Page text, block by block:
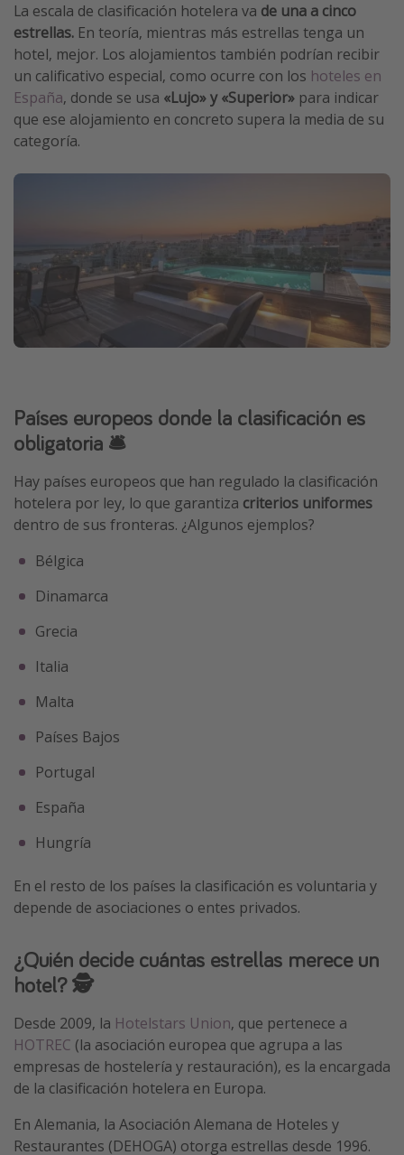
La escala de clasificación hotelera va de una a cinco
estrellas. En teoría, mientras más estrellas tenga un
hotel, mejor. Los alojamientos también podrían recibir
un calificativo especial, como ocurre con los hoteles en
España, donde se usa «Lujo» y «Superior» para indicar
que ese alojamiento en concreto supera la media de su
categoría.
Países europeos donde la clasificación es
obligatoria 🛎️
Hay países europeos que han regulado la clasificación
hotelera por ley, lo que garantiza criterios uniformes
dentro de sus fronteras. ¿Algunos ejemplos?
Bélgica
Dinamarca
Grecia
Italia
Malta
Países Bajos
Portugal
España
Hungría
En el resto de los países la clasificación es voluntaria y
depende de asociaciones o entes privados.
¿Quién decide cuántas estrellas merece un
hotel? 🕵️
Desde 2009, la Hotelstars Union, que pertenece a
HOTREC (la asociación europea que agrupa a las
empresas de hostelería y restauración), es la encargada
de la clasificación hotelera en Europa.
En Alemania, la Asociación Alemana de Hoteles y
Restaurantes (DEHOGA) otorga estrellas desde 1996.